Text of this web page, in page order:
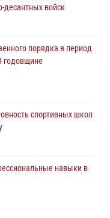
в новой музейной
битва.
спортивных школ
празднования
от немецко -
почтили
десантных войск
порядка в период
годовщине
спортивных школ
навыки в